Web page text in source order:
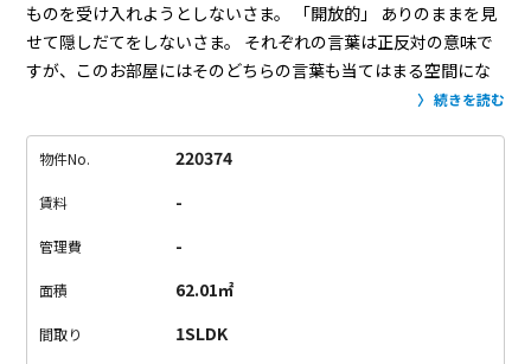
ものを受け入れようとしないさま。
「開放的」
ありのままを見
せて隠しだてをしないさま。
それぞれの言葉は正反対の意味で
すが、このお部屋にはそのどちらの言葉も当てはまる空間にな
今回募集するのは1F～B1Fのメゾネットタイプ。
開放的な空間に。
B1Fは寝室とサービスルームと専有のバルコ
ち着いた雰囲気の場所を寝室にされたい方にはかなりオススメ
です。グッドデザイン賞を受賞しており、外観や敷地内の美し
は静かで落ち着いた住環境。
すめです。
続きを読む
物件No. 220374
賃料 -
管理費 -
面積 62.01㎡
間取り 1SLDK